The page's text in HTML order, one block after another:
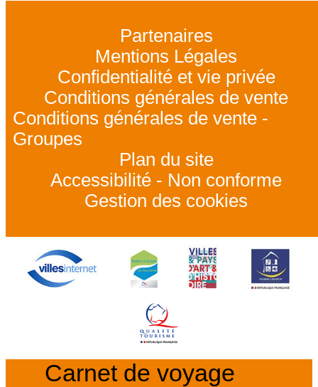
Partenaires
Mentions Légales
Confidentialité et vie privée
Conditions générales de vente
Conditions générales de vente -
Groupes
Plan du site
Accessibilité - Non conforme
Gestion des cookies
Carnet de voyage